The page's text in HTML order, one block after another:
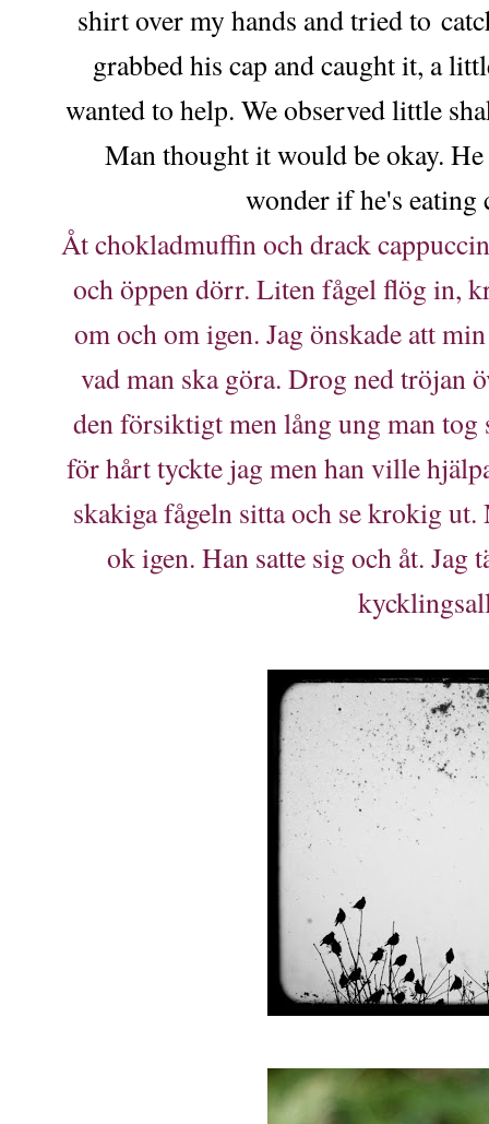
shirt over my hands and tried to
grabbed his cap and caught it, a
wanted to help. We observed little
Man thought it would be okay.
wonder if he's eating
Åt chokladmuffin och drack
och öppen dörr. Liten fågel flög in,
om och om igen. Jag önskade att
vad man ska göra. Drog ned tröjan
den försiktigt men lång ung man tog
för hårt tyckte jag men han ville
skakiga fågeln sitta och se krokig
ok igen. Han satte sig och åt. Jag